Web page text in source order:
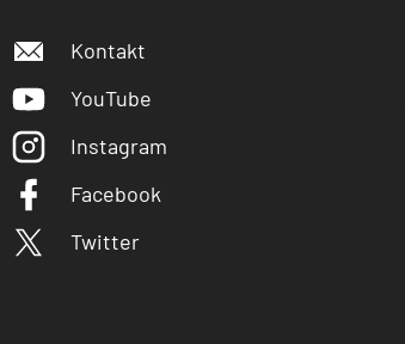
Kontakt
YouTube
Instagram
Facebook
Twitter